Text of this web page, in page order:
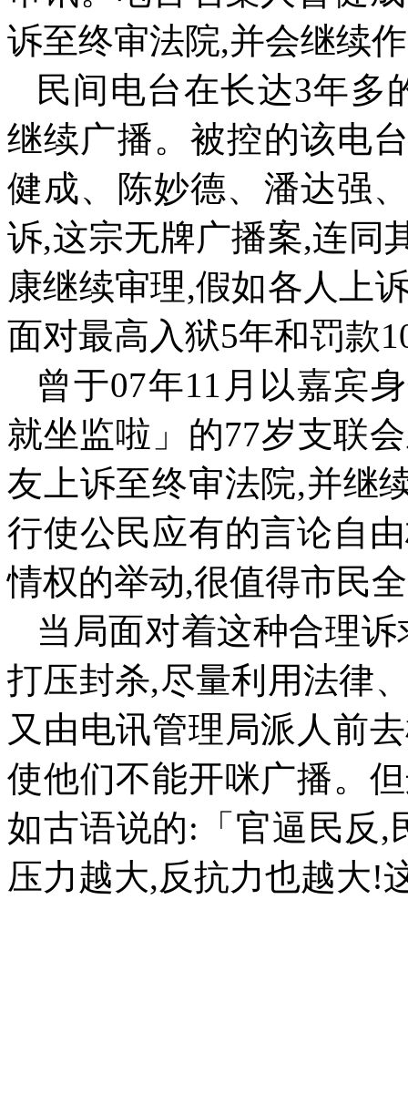
诉至终审法院,并会继续
民间电台在长达3年多
继续广播。被控的该电
健成、陈妙德、潘达强
诉,这宗无牌广播案,连同
康继续审理,假如各人上
面对最高入狱5年和罚款
曾于07年11 月以嘉宾
就坐监啦」的77岁支联
友上诉至终审法院,并继
行使公民应有的言论自
情权的举动,很值得市民
当局面对着这种合理诉
打压封杀,尽量利用法律
又由电讯管理局派人前
使他们不能开咪广播。
如古语说的: 「官逼民反 ,
压力越大,反抗力也越大!